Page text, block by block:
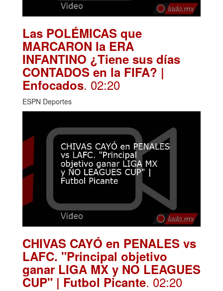
Las POLÉMICAS que
MARCARON la ERA
INFANTINO ¿Tiene sus días
CONTADOS en la FIFA? |
Enfocados. 02:20
ESPN Deportes
CHIVAS CAYÓ en PENALES vs
LAFC. "Principal objetivo
ganar LIGA MX y NO LEAGUES
CUP" | Futbol Picante. 02:20